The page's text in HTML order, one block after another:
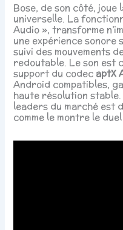
Bose, de son côté, joue
universelle. La
Audio », transforme
une expérience sonore
suivi des mouvements
redoutable. Le son est
support du codec aptX
Android compatibles,
haute résolution
leaders du marché est
comme le montre le duel